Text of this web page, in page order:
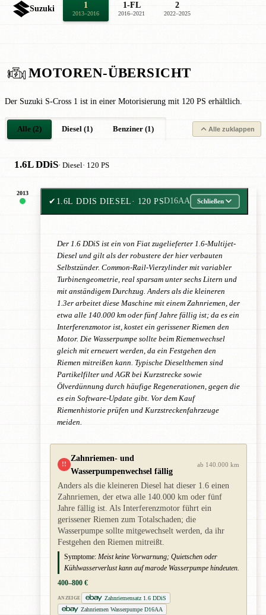
Suzuki 1
2013–2016
1-FL
2016–2021
2
2022–2025
MOTOREN-ÜBERSICHT
Der Suzuki S-Cross 1 ist in einer Motorisierung mit 120 PS erhältlich.
Alle (2) Diesel (1) Benziner (1) Alle zuklappen
1.6L DDiS· Diesel· 120 PS
2013
✔ 1.6L DDIS DIESEL· 120 PSD16AA Schließen
Der 1.6 DDiS ist ein von Fiat zugelieferter 1.6-Multijet-
Diesel und gilt als der robustere der hier verbauten
Selbstzünder. Common-Rail-Vierzylinder mit variabler
Turbinengeometrie, real sparsam unter sechs Litern und
mit anständigem Durchzug. Anders als die kleineren
1.3er arbeitet diese Maschine mit einem Zahnriemen, der
etwa alle 140.000 km oder fünf Jahre fällig ist; da es ein
Interferenzmotor ist, kostet ein gerissener Riemen den
Motor. Die Wasserpumpe sollte beim Riemenwechsel
gleich mit erneuert werden, da ein Festgehen den
Riemen mitreißen kann. Typische Dieselthemen sind
Partikelfilter und AGR bei Kurzstrecke sowie
Ölverdünnung durch häufige Regenerationen, gegen die
es ein Software-Update gibt. Vor dem Kauf
Riemenhistorie prüfen und Kurzstreckenfahrzeuge
meiden.
!!
Zahnriemen- und
Wasserpumpenwechsel fällig
ab 140.000 km
Anders als die kleineren Diesel hat dieser 1.6 einen
Zahnriemen, der etwa alle 140.000 km oder fünf
Jahre fällig ist. Als Interferenzmotor führt ein
gerissener Riemen zum Totalschaden; die
Wasserpumpe sollte mitgewechselt werden, da ihr
Festgehen den Riemen mitreißt.
Symptome: Meist keine Vorwarnung; Quietschen oder
Kühlwasserverlust kann auf marode Wasserpumpe hindeuten.
400–800 €
ANZEIGE
Zahnriemensatz 1.6 DDiS
Zahnriemen Wasserpumpe D16AA